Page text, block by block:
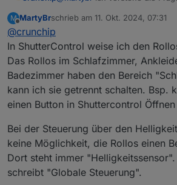
M MartyBrschrieb am 11. Okt. 2024, 07:31
zuletzt editiert von
@crunchip
In ShutterControl weise ich den
Das Rollos im Schlafzimmer,
Badezimmer haben den Bereich
kann ich sie getrennt schalten. Bsp.
einen Button in Shuttercontrol
Bei der Steuerung über den
keine Möglichkeit, die Rollos einen
Dort steht immer
schreibt "Globale Steuerung".